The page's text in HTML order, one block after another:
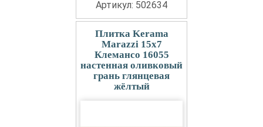
Артикул: 502634
Плитка Kerama
Marazzi 15x7
Клемансо 16055
настенная оливковый
грань глянцевая
жёлтый